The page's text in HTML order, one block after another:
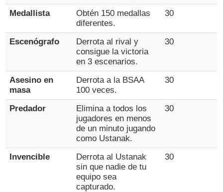
Medallista
Obtén 150 medallas
diferentes.
30
Escenógrafo
Derrota al rival y
consigue la victoria
en 3 escenarios.
30
Asesino en
masa
Derrota a la BSAA
100 veces.
30
Predador
Elimina a todos los
jugadores en menos
de un minuto jugando
como Ustanak.
30
Invencible
Derrota al Ustanak
sin que nadie de tu
equipo sea
capturado.
30